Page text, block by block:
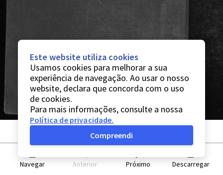
Navegar Anterior Próximo Descarregar
Este website utiliza cookies
Usamos cookies para melhorar a sua
experiência de navegação. Ao usar o nosso
website, declara que concorda com o uso
de cookies.
Para mais informações, consulte a nossa
Política de privacidade.
Compreendi